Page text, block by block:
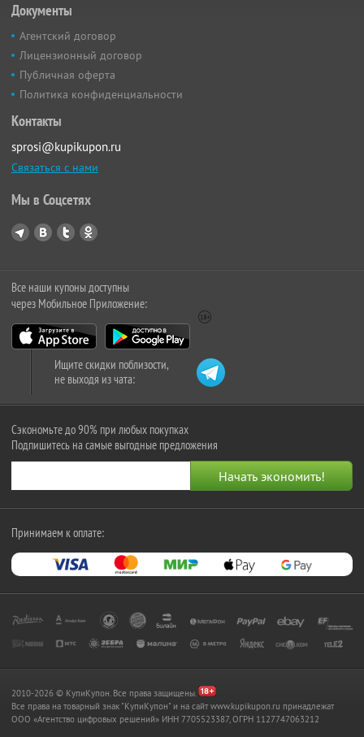
Документы
Агентский договор
Лицензионный договор
Публичная оферта
Политика конфиденциальности
Контакты
sprosi@kupikupon.ru
Связаться с нами
Мы в Соцсетях
Все наши купоны доступны
через Мобильное Приложение:
Ищите скидки поблизости,
не выходя из чата:
Сэкономьте до 90% при любых покупках
Подпишитесь на самые выгодные предложения
Принимаем к оплате:
2010-2026 © КупиКупон. Все права защищены.
Все права на товарный знак "КупиКупон" и на сайт www.kupikupon.ru принадлежат
OOO «Агентство цифровых решений» ИНН 7705523387, ОГРН 1127747063212